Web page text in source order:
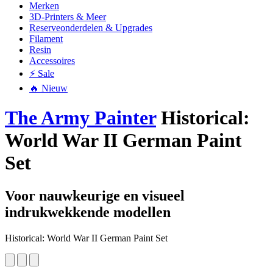
Merken
3D-Printers & Meer
Reserveonderdelen & Upgrades
Filament
Resin
Accessoires
⚡ Sale
🔥 Nieuw
The Army PainterHistorical:
World War II German Paint
Set
Voor nauwkeurige en visueel
indrukwekkende modellen
Historical: World War II German Paint Set